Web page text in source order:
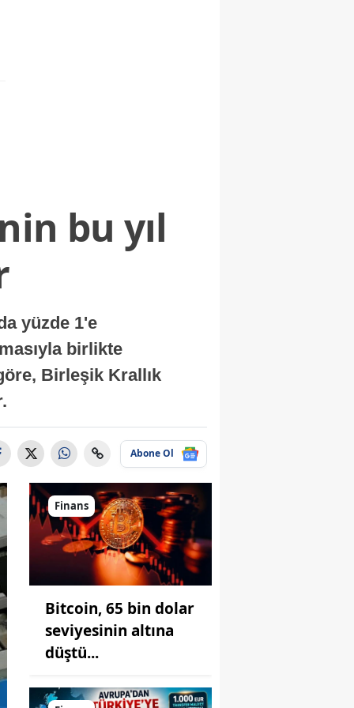
bu yıl
yüzde 1'e
birlikte
Birleşik Krallık
Abone Ol
Finans
Bitcoin, 65 bin dolar
seviyesinin altına
düştü...